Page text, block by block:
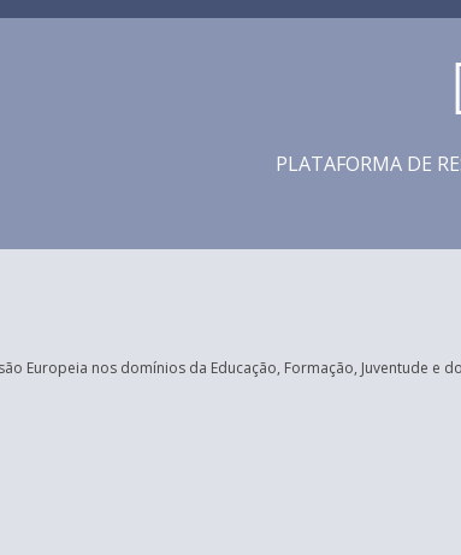
PLATAFORMA DE
Europeia nos domínios da Educação, Formação, Juventude e